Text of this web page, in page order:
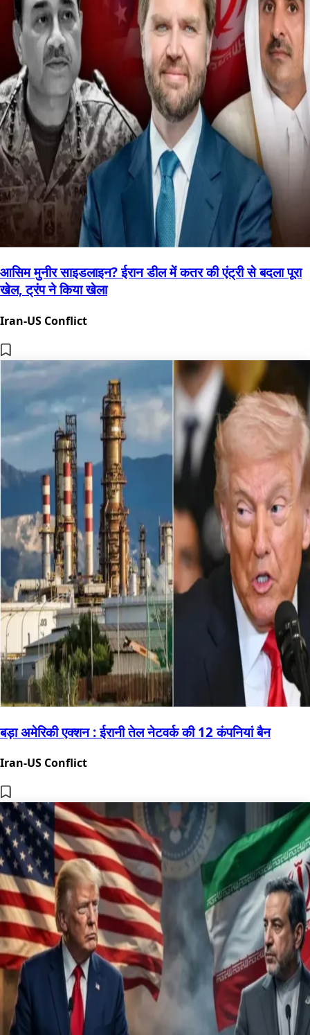
आसिम मुनीर साइडलाइन? ईरान डील में कतर की एंट्री से बदला पूरा
खेल, ट्रंप ने किया खेला
Iran-US Conflict
बड़ा अमेरिकी एक्शन : ईरानी तेल नेटवर्क की 12 कंपनियां बैन
Iran-US Conflict